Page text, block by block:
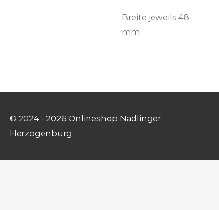
Breite jeweils 48
mm.
© 2024 - 2026 Onlineshop Nadlinger
Herzogenburg